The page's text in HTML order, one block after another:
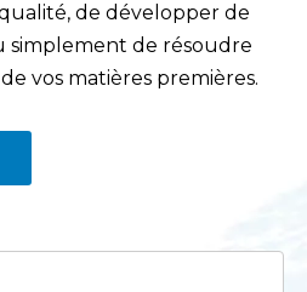
de développer de
simplement de résoudre
vos matières premières.